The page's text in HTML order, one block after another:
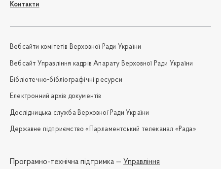
Контакти
Вебсайти комітетів Верховної Ради України
Вебсайт Управління кадрів Апарату Верховної Ради України
Бібліотечно-бібліографічні ресурси
Електронний архів документів
Дослідницька служба Верховної Ради України
Державне підприємство «Парламентський телеканал «Рада»
Програмно-технічна підтримка — Управління